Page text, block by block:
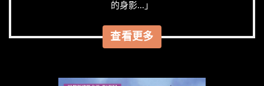
的身影...」
查看更多